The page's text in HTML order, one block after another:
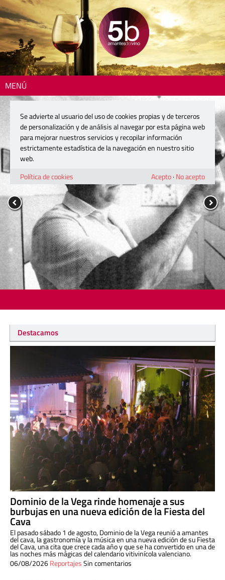
MENÚ
Destacamos
Dominio de la Vega rinde homenaje a sus
burbujas en una nueva edición de la Fiesta del
Cava
El pasado sábado 1 de agosto, Dominio de la Vega reunió a amantes
del cava, la gastronomía y la música en una nueva edición de su Fiesta
del Cava, una cita que crece cada año y que se ha convertido en una de
las noches más mágicas del calendario vitivinícola valenciano.
06/08/2026ReportajesSin comentarios
Se advierte al usuario del uso de cookies propias y de terceros
de personalización y de análisis al navegar por esta página web
para mejorar nuestros servicios y recopilar información
estrictamente estadística de la navegación en nuestro sitio
web.
Política de cookies
Acepto· No acepto